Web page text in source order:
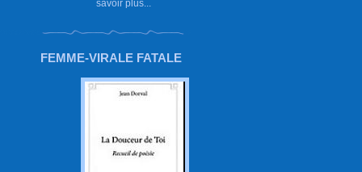
savoir plus...
FEMME-VIRALE FATALE